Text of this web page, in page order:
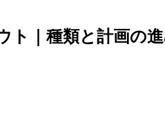
ト｜種類と計画の